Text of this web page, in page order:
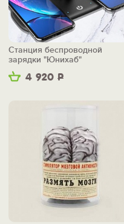
4 920 Р
Станция беспроводной
зарядки "Юнихаб"